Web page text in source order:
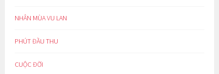
NHÂN MÙA VU LAN
PHÚT ĐẦU THU
CUỘC ĐỜI